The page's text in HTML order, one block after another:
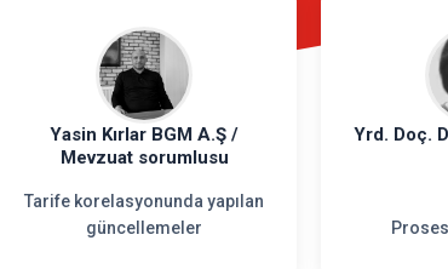
Yasin Kırlar BGM A.Ş /
Mevzuat sorumlusu
Tarife korelasyonunda yapılan
güncellemeler
Yrd. Doç.